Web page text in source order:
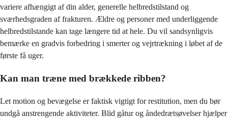
variere afhængigt af din alder, generelle helbredstilstand og
sværhedsgraden af frakturen. Ældre og personer med underliggende
helbredstilstande kan tage længere tid at hele. Du vil sandsynligvis
bemærke en gradvis forbedring i smerter og vejrtrækning i løbet af de
første få uger.
Kan man træne med brækkede ribben?
Let motion og bevægelse er faktisk vigtigt for restitution, men du bør
undgå anstrengende aktiviteter. Blid gåtur og åndedrætsøvelser hjælper